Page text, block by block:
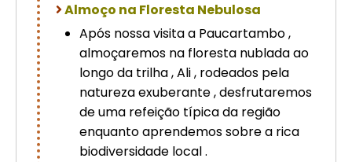
Almoço na Floresta Nebulosa
Após nossa visita a Paucartambo ,
almoçaremos na floresta nublada ao
longo da trilha , Ali , rodeados pela
natureza exuberante , desfrutaremos
de uma refeição típica da região
enquanto aprendemos sobre a rica
biodiversidade local .